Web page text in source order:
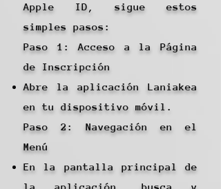
Apple ID, sigue estos
simples pasos:
Paso 1: Acceso a la Página
de Inscripción
Abre la aplicación Laniakea
en tu dispositivo móvil.
Paso 2: Navegación en el
Menú
En la pantalla principal de
la aplicación, busca y